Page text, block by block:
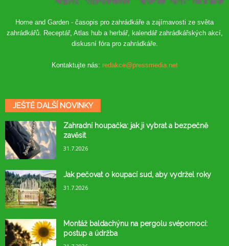
Home and Garden - časopis pro zahrádkáře a zajímavosti ze světa
zahrádkářů. Receptář, Atlas hub a herbář, kalendář zahrádkářských akcí,
diskusní fóra pro zahrádkáře.
Kontaktujte nás: redakce@pressmedia.net
JEŠTĚ DALŠÍ NOVINKY
Zahradní houpačka: jak ji vybrat a bezpečně
zavěsit
31.7.2026
Jak pečovat o koupací sud, aby vydržel roky
31.7.2026
Montáž baldachýnu na pergolu svépomocí:
postup a údržba